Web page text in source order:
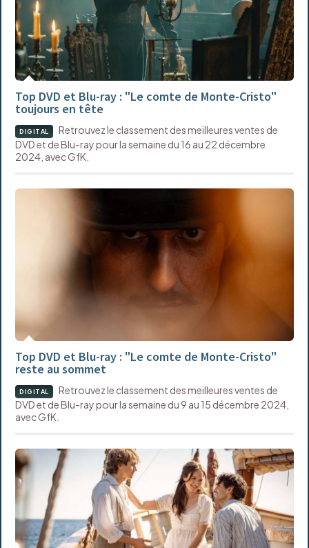
Top DVD et Blu-ray : "Le comte de Monte-Cristo"
toujours en tête
DIGITAL
Retrouvez le classement des meilleures ventes de
DVD et de Blu-ray pour la semaine du 16 au 22 décembre
2024, avec GfK.
Top DVD et Blu-ray : "Le comte de Monte-Cristo"
reste au sommet
DIGITAL
Retrouvez le classement des meilleures ventes de
DVD et de Blu-ray pour la semaine du 9 au 15 décembre 2024,
avec GfK.